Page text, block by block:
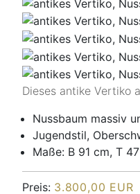
Dieses antike Vertiko
Nussbaum massiv
Jugendstil,
Maße: B 91 cm, T
Preis: 3.800,00 EUR